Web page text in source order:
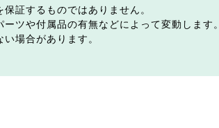
証するものではありません。
ツや付属品の有無などによって変動します。
場合があります。